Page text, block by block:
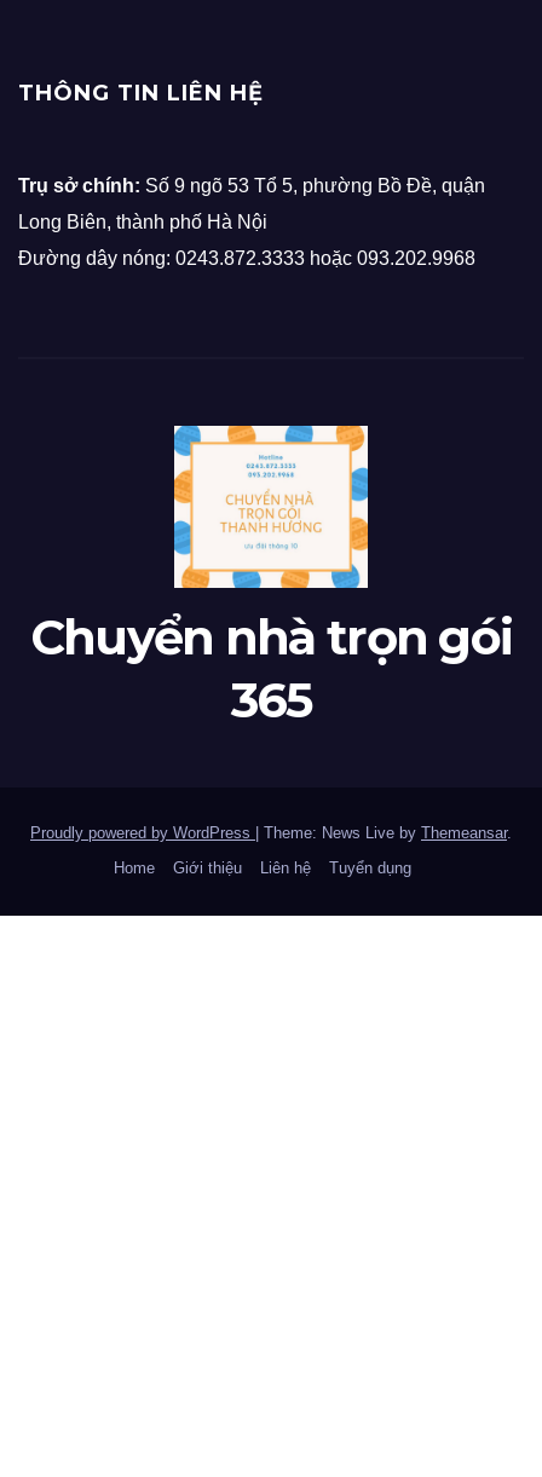
THÔNG TIN LIÊN HỆ
Trụ sở chính: Số 9 ngõ 53 Tổ 5, phường Bồ Đề, quận
Long Biên, thành phố Hà Nội
Đường dây nóng: 0243.872.3333 hoặc 093.202.9968
Chuyển nhà trọn gói
365
Proudly powered by WordPress Theme: News Live by Themeansar.
Home
Giới thiệu Liên hệ Tuyển dụng